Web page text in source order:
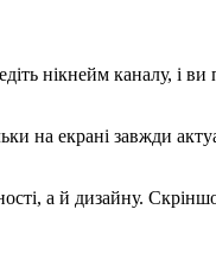
нікнейм каналу, і ви
на екрані завжди
а й дизайну.